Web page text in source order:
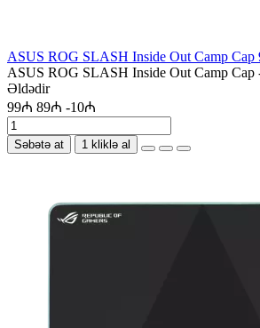
ASUS ROG SLASH Inside Out Camp
ASUS ROG SLASH Inside Out Camp Cap
Əldədir
99₼ 89₼ -10₼
Səbətə at 1 kliklə al